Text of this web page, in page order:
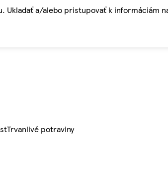
a/alebo pristupovať k informáciám
Trvanlivé potraviny